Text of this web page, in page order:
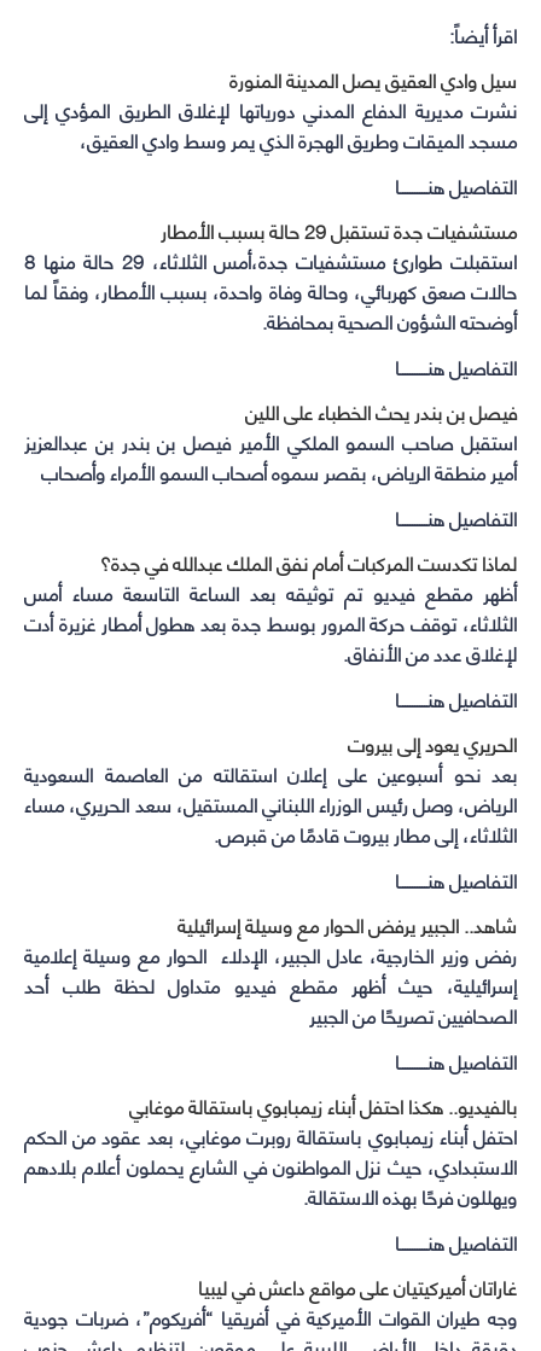
اقرأ أيضاً:
سيل وادي العقيق يصل المدينة المنورة
نشرت مديرية الدفاع المدني دورياتها لإغلاق الطريق المؤدي إلى
مسجد الميقات وطريق الهجرة الذي يمر وسط وادي العقيق،
التفاصيل هنـــــــــــا
مستشفيات جدة تستقبل 29 حالة بسبب الأمطار
استقبلت طوارئ مستشفيات جدة،أمس الثلاثاء، 29 حالة منها 8
حالات صعق كهربائي، وحالة وفاة واحدة، بسبب الأمطار، وفقاً لما
أوضحته الشؤون الصحية بمحافظة.
التفاصيل هنـــــــــــا
فيصل بن بندر يحث الخطباء على اللين
استقبل صاحب السمو الملكي الأمير فيصل بن بندر بن عبدالعزيز
أمير منطقة الرياض، بقصر سموه أصحاب السمو الأمراء وأصحاب
التفاصيل هنـــــــــــا
لماذا تكدست المركبات أمام نفق الملك عبدالله في جدة؟
أظهر مقطع فيديو تم توثيقه بعد الساعة التاسعة مساء أمس
الثلاثاء، توقف حركة المرور بوسط جدة بعد هطول أمطار غزيرة أدت
لإغلاق عدد من الأنفاق.
التفاصيل هنـــــــــــا
الحريري يعود إلى بيروت
بعد نحو أسبوعين على إعلان استقالته من العاصمة السعودية
الرياض، وصل رئيس الوزراء اللبناني المستقيل، سعد الحريري، مساء
الثلاثاء، إلى مطار بيروت قادمًا من قبرص.
التفاصيل هنـــــــــــا
شاهد.. الجبير يرفض الحوار مع وسيلة إسرائيلية
رفض وزير الخارجية، عادل الجبير، الإدلاء الحوار مع وسيلة إعلامية
إسرائيلية، حيث أظهر مقطع فيديو متداول لحظة طلب أحد
الصحافيين تصريحًا من الجبير
التفاصيل هنـــــــــــا
بالفيديو.. هكذا احتفل أبناء زيمبابوي باستقالة موغابي
احتفل أبناء زيمبابوي باستقالة روبرت موغابي، بعد عقود من الحكم
الاستبدادي، حيث نزل المواطنون في الشارع يحملون أعلام بلادهم
ويهللون فرحًا بهذه الاستقالة.
التفاصيل هنـــــــــــا
غاراتان أميركيتيان على مواقع داعش في ليبيا
وجه طيران القوات الأميركية في أفريقيا “أفريكوم”، ضربات جودية